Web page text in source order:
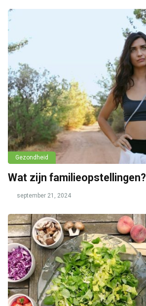
Gezondheid
Wat zijn familieopstellingen?
september 21, 2024